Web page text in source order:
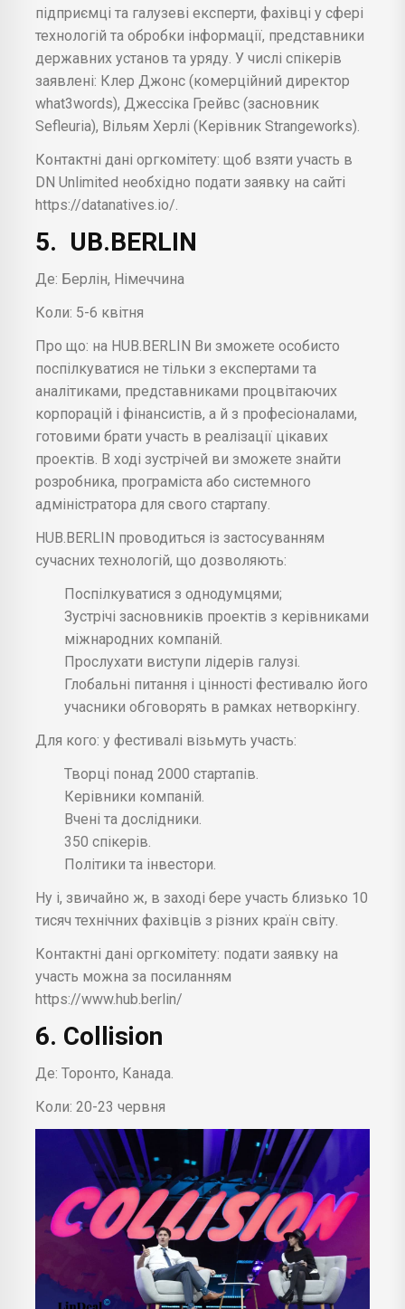
підприємці та галузеві експерти, фахівці у сфері
технологій та обробки інформації, представники
державних установ та уряду. У числі спікерів
заявлені: Клер Джонс (комерційний директор
what3words), Джессіка Грейвс (засновник
Sefleuria), Вільям Херлі (Керівник Strangeworks).
Контактні дані оргкомітету: щоб взяти участь в
DN Unlimited необхідно подати заявку на сайті
https://datanatives.io/.
5. UB.BERLIN
Де: Берлін, Німеччина
Коли: 5-6 квітня
Про що: на HUB.BERLIN Ви зможете особисто
поспілкуватися не тільки з експертами та
аналітиками, представниками процвітаючих
корпорацій і фінансистів, а й з професіоналами,
готовими брати участь в реалізації цікавих
проектів. В ході зустрічей ви зможете знайти
розробника, програміста або системного
адміністратора для свого стартапу.
HUB.BERLIN проводиться із застосуванням
сучасних технологій, що дозволяють:
Поспілкуватися з однодумцями;
Зустрічі засновників проектів з керівниками
міжнародних компаній.
Прослухати виступи лідерів галузі.
Глобальні питання і цінності фестивалю його
учасники обговорять в рамках нетворкінгу.
Для кого: у фестивалі візьмуть участь:
Творці понад 2000 стартапів.
Керівники компаній.
Вчені та дослідники.
350 спікерів.
Політики та інвестори.
Ну і, звичайно ж, в заході бере участь близько 10
тисяч технічних фахівців з різних країн світу.
Контактні дані оргкомітету: подати заявку на
участь можна за посиланням
https://www.hub.berlin/
6. Collision
Де: Торонто, Канада.
Коли: 20-23 червня